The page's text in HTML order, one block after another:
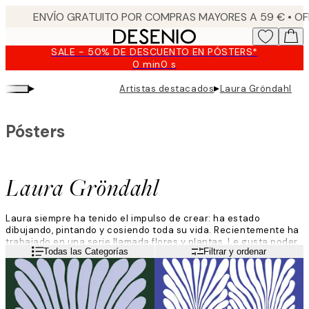
SALE - 50% DE DESCUENTO EN PÓSTERS*
0 min0 s
Válido
hasta:
2026-
▸ Artistas destacados▸Laura Gröndahl
Laura Gröndahl
Pósters
Laura siempre ha tenido el impulso de crear: ha estado
dibujando, pintando y cosiendo toda su vida. Recientemente ha
trabajado en una serie llamada flores y plantas. Le gusta poder
sumergirse por completo en su trabajo. Su estudio, situado en
una antigua fábrica, desempeña un papel importante en su
proceso creativo.
Leer másTodas las Categorías Filtrar y ordenar